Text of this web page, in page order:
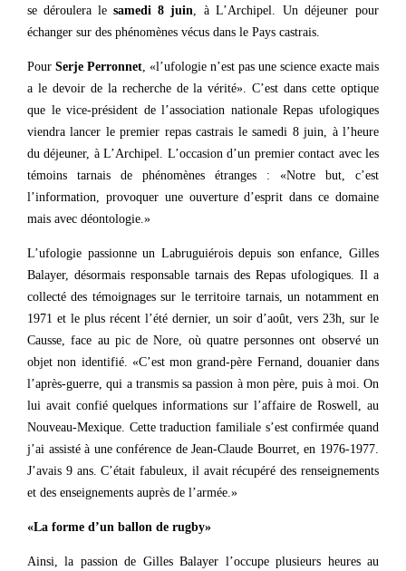
se déroulera le samedi 8 juin, à L’Archipel. Un déjeuner pour
échanger sur des phénomènes vécus dans le Pays castrais.
Pour Serje Perronnet, «l’ufologie n’est pas une science exacte mais
a le devoir de la recherche de la vérité». C’est dans cette optique
que le vice-président de l’association nationale Repas ufologiques
viendra lancer le premier repas castrais le samedi 8 juin, à l’heure
du déjeuner, à L’Archipel. L’occasion d’un premier contact avec les
témoins tarnais de phénomènes étranges : «Notre but, c’est
l’information, provoquer une ouverture d’esprit dans ce domaine
mais avec déontologie.»
L’ufologie passionne un Labruguiérois depuis son enfance, Gilles
Balayer, désormais responsable tarnais des Repas ufologiques. Il a
collecté des témoignages sur le territoire tarnais, un notamment en
1971 et le plus récent l’été dernier, un soir d’août, vers 23h, sur le
Causse, face au pic de Nore, où quatre personnes ont observé un
objet non identifié. «C’est mon grand-père Fernand, douanier dans
l’après-guerre, qui a transmis sa passion à mon père, puis à moi. On
lui avait confié quelques informations sur l’affaire de Roswell, au
Nouveau-Mexique. Cette traduction familiale s’est confirmée quand
j’ai assisté à une conférence de Jean-Claude Bourret, en 1976-1977.
J’avais 9 ans. C’était fabuleux, il avait récupéré des renseignements
et des enseignements auprès de l’armée.»
«La forme d’un ballon de rugby»
Ainsi, la passion de Gilles Balayer l’occupe plusieurs heures au